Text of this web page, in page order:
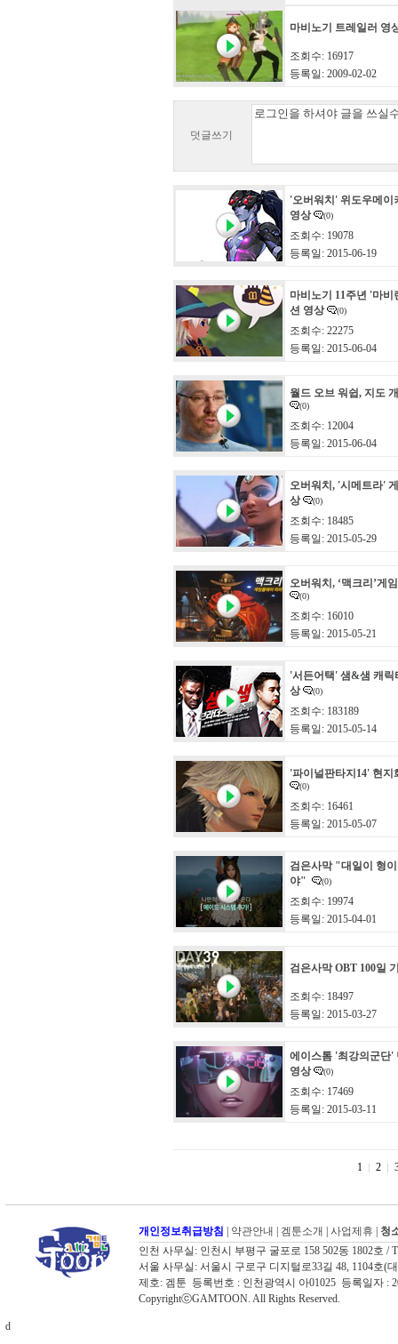
마비노기 트레일러 영
조회수: 16917
등록일: 2009-02-02
덧글쓰기
'오버워치' 위도우메이
영상
(0)
조회수: 19078
등록일: 2015-06-19
마비노기 11주년 '마비
션 영상
(0)
조회수: 22275
등록일: 2015-06-04
월드 오브 워쉽, 지도
(0)
조회수: 12004
등록일: 2015-06-04
오버워치, '시메트라'
상
(0)
조회수: 18485
등록일: 2015-05-29
오버워치, ‘맥크리’게
(0)
조회수: 16010
등록일: 2015-05-21
'서든어택' 샘&샘 캐릭
상
(0)
조회수: 183189
등록일: 2015-05-14
'파이널판타지14' 현지
(0)
조회수: 16461
등록일: 2015-05-07
검은사막 "대일이 형
야"
(0)
조회수: 19974
등록일: 2015-04-01
검은사막 OBT 100일
조회수: 18497
등록일: 2015-03-27
에이스톰 '최강의군단'
영상
(0)
조회수: 17469
등록일: 2015-03-11
1 2
개인정보취급방침 약관안내 겜툰소개 사업제휴
청
인천 사무실: 인천시 부평구 굴포로 158 502동 1802호 /
서울 사무실: 서울시 구로구 디지털로33길 48, 1104호(
제호: 겜툰 등록번호 : 인천광역시 아01025 등록일자 :
CopyrightⓒGAMTOON. All Rights Reserved.
d